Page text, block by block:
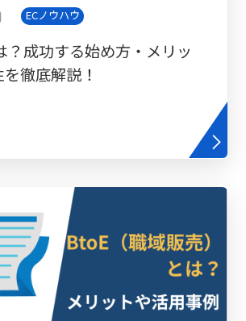
ECノウハウ
？成功する始め方・メリッ
徹底解説！